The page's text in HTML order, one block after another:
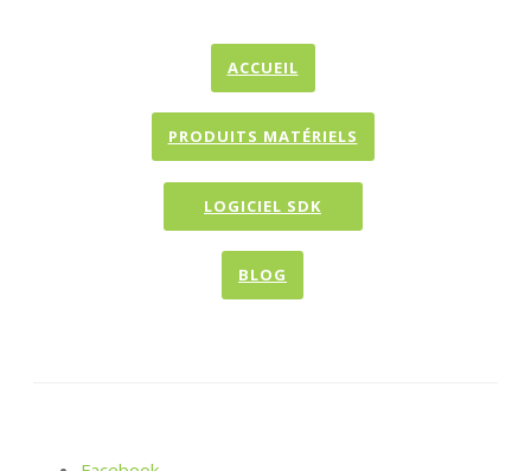
ACCUEIL
PRODUITS MATÉRIELS
LOGICIEL SDK
BLOG